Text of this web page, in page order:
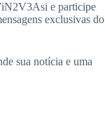
e participe
exclusivas do
sua notícia e uma